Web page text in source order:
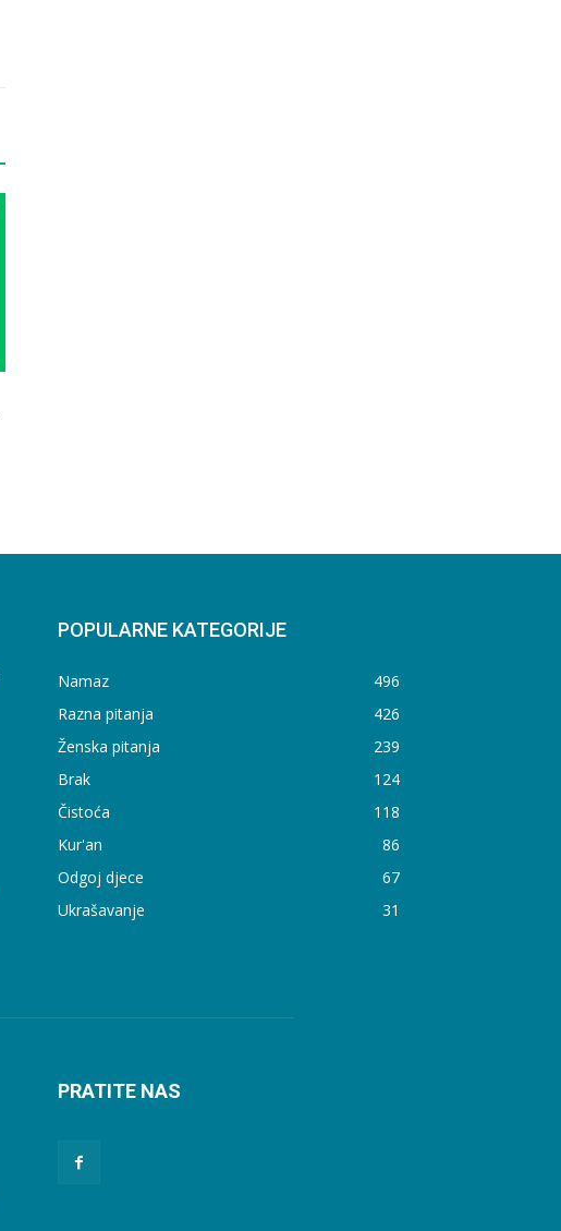
POPULARNE KATEGORIJE
Namaz
496
Razna pitanja
426
Ženska pitanja
239
Brak
124
Čistoća
118
Kur'an
86
Odgoj djece
67
Ukrašavanje
31
PRATITE NAS